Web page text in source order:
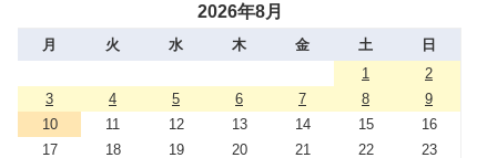
2026年8月
月 火 水 木 金 土
日
1
2
3
4 5 6 7 8
9
10
11 12 13 14 15
16
17
18 19 20 21 22
23